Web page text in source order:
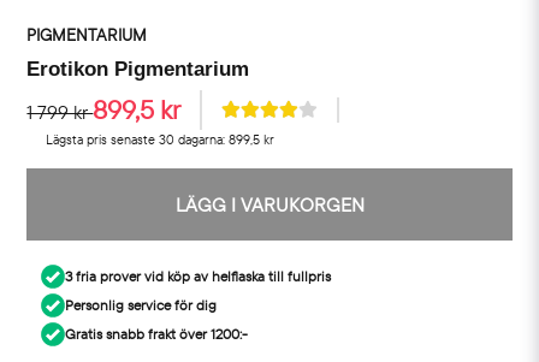
PIGMENTARIUM
Erotikon Pigmentarium
1 799 kr899,5 kr
Lägsta pris senaste 30 dagarna:899,5 kr
LÄGG I VARUKORGEN
3 fria prover vid köp av helflaska till fullpris
Personlig service för dig
Gratis snabb frakt över 1200:-